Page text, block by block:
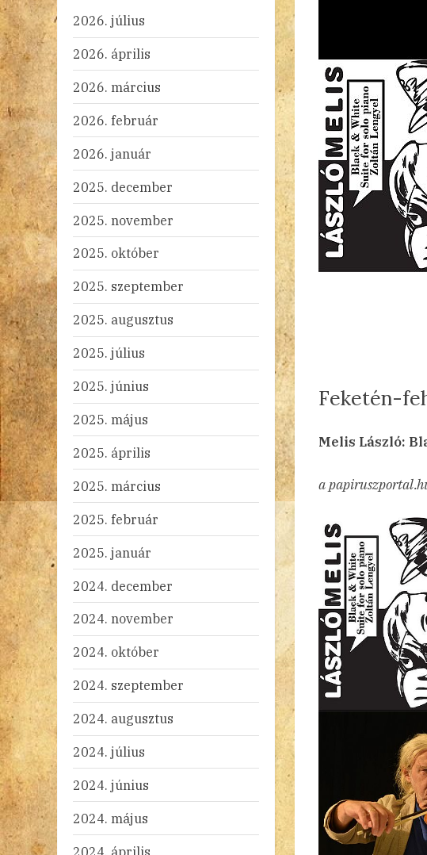
Feketén-
Posted
2023.08.14.
By
admin
2 hozzászólás
Melis László:
a
2026. július
2026. április
2026. március
2026. február
2026. január
2025. december
2025. november
2025. október
2025. szeptember
2025. augusztus
2025. július
2025. június
2025. május
2025. április
2025. március
2025. február
2025. január
2024. december
2024. november
2024. október
2024. szeptember
2024. augusztus
2024. július
2024. június
2024. május
2024. április